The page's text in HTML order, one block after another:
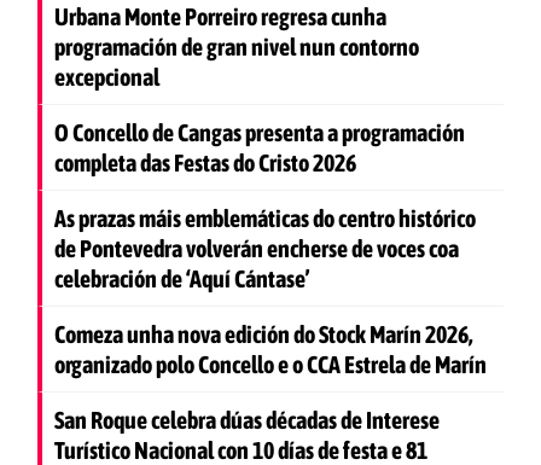
Urbana Monte Porreiro regresa cunha
programación de gran nivel nun contorno
excepcional
O Concello de Cangas presenta a programación
completa das Festas do Cristo 2026
As prazas máis emblemáticas do centro histórico
de Pontevedra volverán encherse de voces coa
celebración de ‘Aquí Cántase’
Comeza unha nova edición do Stock Marín 2026,
organizado polo Concello e o CCA Estrela de Marín
San Roque celebra dúas décadas de Interese
Turístico Nacional con 10 días de festa e 81